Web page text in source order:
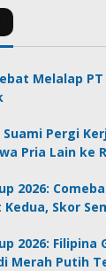
Melalap
Pergi
Pria Lain ke
2026:
Kedua, Skor
2026:
Merah Putih